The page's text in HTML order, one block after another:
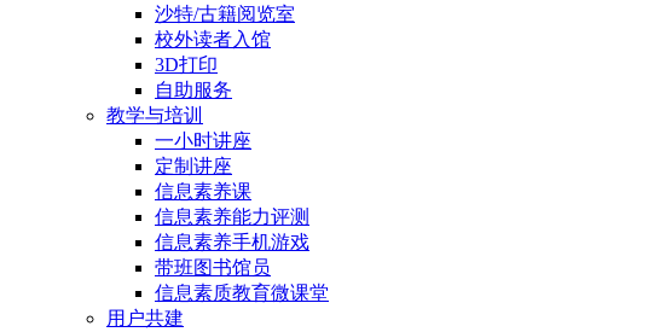
沙特/古籍阅览室
校外读者入馆
3D打印
自助服务
教学与培训
一小时讲座
定制讲座
信息素养课
信息素养能力评测
信息素养手机游戏
带班图书馆员
信息素质教育微课堂
用户共建